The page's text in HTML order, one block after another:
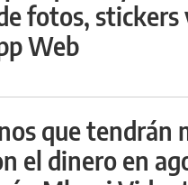
fotos, stickers
Web
que tendrán
el dinero en